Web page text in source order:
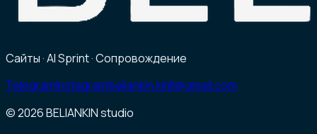
Сайты · AI Sprint · Сопровождение
TelegramInstagrambeliankin.kirill@gmail.com
© 2026BELIANKIN studio